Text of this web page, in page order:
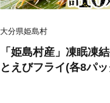
大分県姫島村
「姫島村産」凍眠凍
とえびフライ(各8パ